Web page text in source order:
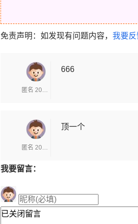
免责声明：如发现有问题内容， 我要反
匿名 2025-12-01
666
匿名 2025-12-01
顶一个
我要留言：